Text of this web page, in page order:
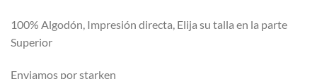
100% Algodón, Impresión directa, Elija su talla en la parte
Superior
Enviamos por starken